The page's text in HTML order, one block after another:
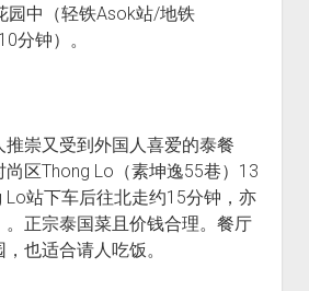
园中（轻铁Asok站/地铁
分钟）。
崇又受到外国人喜爱的泰餐
区Thong Lo（素坤逸55巷）13
Lo站下车后往北走约15分钟，亦
正宗泰国菜且价钱合理。餐厅
也适合请人吃饭。